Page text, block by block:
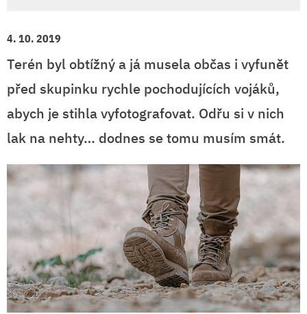
4. 10. 2019
Terén byl obtížný a já musela občas i vyfunět
před skupinku rychle pochodujících vojáků,
abych je stihla vyfotografovat. Odřu si v nich
lak na nehty… dodnes se tomu musím smát.